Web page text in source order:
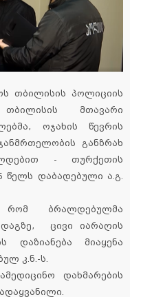
თბილისის პოლიციის
მთავარი
ოჯახის წევრის
განზრახ
- თურქეთის
წელს დაბადებული ა.გ.
რომ ბრალდებულმა
ცივი იარაღის
დაზიანება მიაყენა
კ.ნ.-ს.
დახმარების